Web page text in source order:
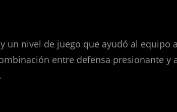
un nivel de juego que ayudó al
entre defensa presionante